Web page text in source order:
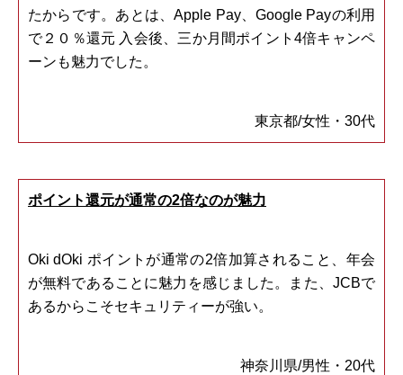
たからです。あとは、Apple Pay、Google Payの利用
で２０％還元 入会後、三か月間ポイント4倍キャンペ
ーンも魅力でした。
東京都/女性・30代
ポイント還元が通常の2倍なのが魅力
Oki dOki ポイントが通常の2倍加算されること、年会
が無料であることに魅力を感じました。また、JCBで
あるからこそセキュリティーが強い。
神奈川県/男性・20代